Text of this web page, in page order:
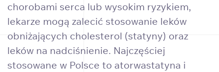
chorobami serca lub wysokim ryzykiem,
lekarze mogą zalecić stosowanie leków
obniżających cholesterol (statyny) oraz
leków na nadciśnienie. Najczęściej
stosowane w Polsce to atorwastatyna i